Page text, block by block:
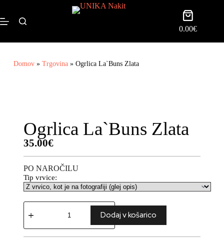
0.00€
Domov» Trgovina» Ogrlica La`Buns Zlata
Ogrlica La`Buns Zlata
35.00€
PO NAROČILU
Tip vrvice:
Dodaj v košarico